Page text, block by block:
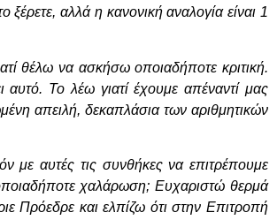
ξέρετε, αλλά η κανονική αναλογία είναι 1
θέλω να ασκήσω οποιαδήποτε κριτική.
αυτό. Το λέω γιατί έχουμε απέναντί μας
απειλή, δεκαπλάσια των αριθμητικών
με αυτές τις συνθήκες να επιτρέπουμε
χαλάρωση; Ευχαριστώ θερμά
Πρόεδρε και ελπίζω ότι στην Επιτροπή